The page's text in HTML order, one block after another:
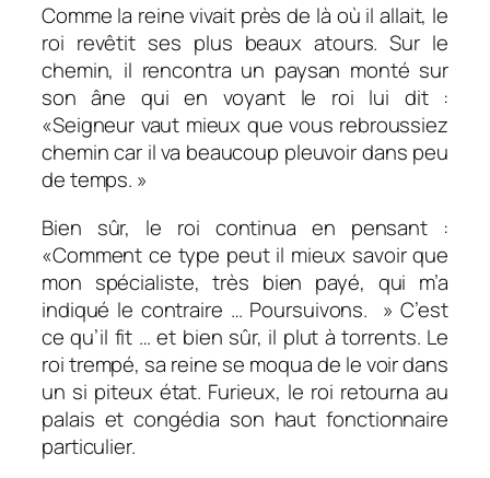
Comme la reine vivait près de là où il allait, le
roi revêtit ses plus beaux atours. Sur le
chemin, il rencontra un paysan monté sur
son âne qui en voyant le roi lui dit :
«Seigneur vaut mieux que vous rebroussiez
chemin car il va beaucoup pleuvoir dans peu
de temps. »
Bien sûr, le roi continua en pensant :
«Comment ce type peut il mieux savoir que
mon spécialiste, très bien payé, qui m’a
indiqué le contraire … Poursuivons. » C’est
ce qu’il fit … et bien sûr, il plut à torrents. Le
roi trempé, sa reine se moqua de le voir dans
un si piteux état. Furieux, le roi retourna au
palais et congédia son haut fonctionnaire
particulier.